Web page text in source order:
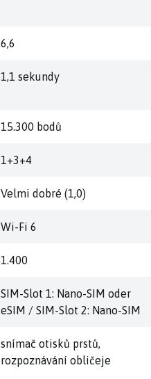
6,6
1,1 sekundy
15.300 bodů
1+3+4
Velmi dobré (1,0)
Wi-Fi 6
1.400
SIM-Slot 1: Nano-SIM oder
eSIM / SIM-Slot 2: Nano-SIM
snímač otisků prstů,
rozpoznávání obličeje